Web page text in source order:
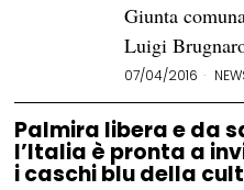
Giunta
Luigi
07/04/2016
Palmira libera e da
l’Italia è pronta a
i caschi blu della